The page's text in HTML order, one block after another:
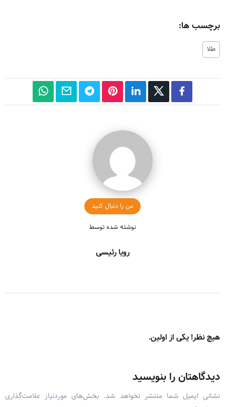
برچسب ها:
طلا
من را دنبال کنید
نوشته شده توسط
رویا رئیسی
هیچ نظر! یکی از اولین.
دیدگاهتان را بنویسید
نشانی ایمیل شما منتشر نخواهد شد. بخش‌های موردنیاز علامت‌گذاری